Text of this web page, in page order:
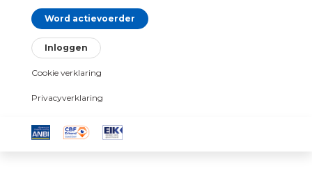
Word actievoerder
Inloggen
Cookie verklaring
Privacyverklaring